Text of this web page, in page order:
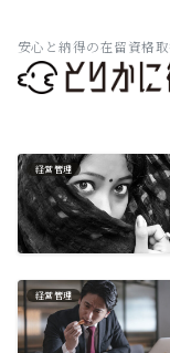
安心と納得の在留資格
経営管理
経営管理